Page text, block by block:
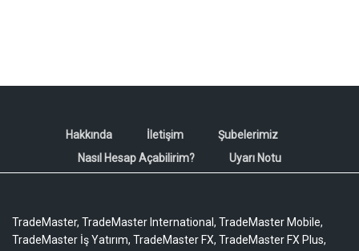
Hakkında İletişim
Şubelerimiz
Nasıl Hesap Açabilirim?
Uyarı Notu
TradeMaster, TradeMaster International, TradeMaster Mobile,
TradeMaster İş Yatırım, TradeMaster FX, TradeMaster FX Plus,